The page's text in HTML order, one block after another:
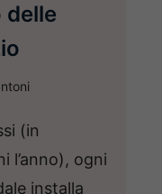
delle
(in
l’anno), ogni
installa